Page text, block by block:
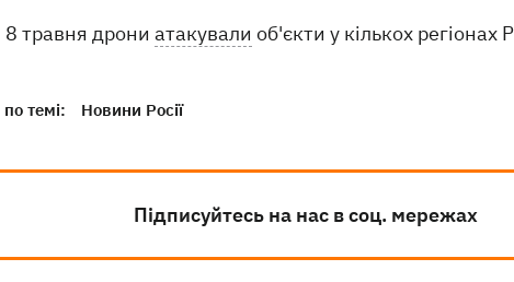
8 травня дрони атакували об'єкти у кількох регіонах
темі: Новини Росії
Підписуйтесь на нас в соц. мережах